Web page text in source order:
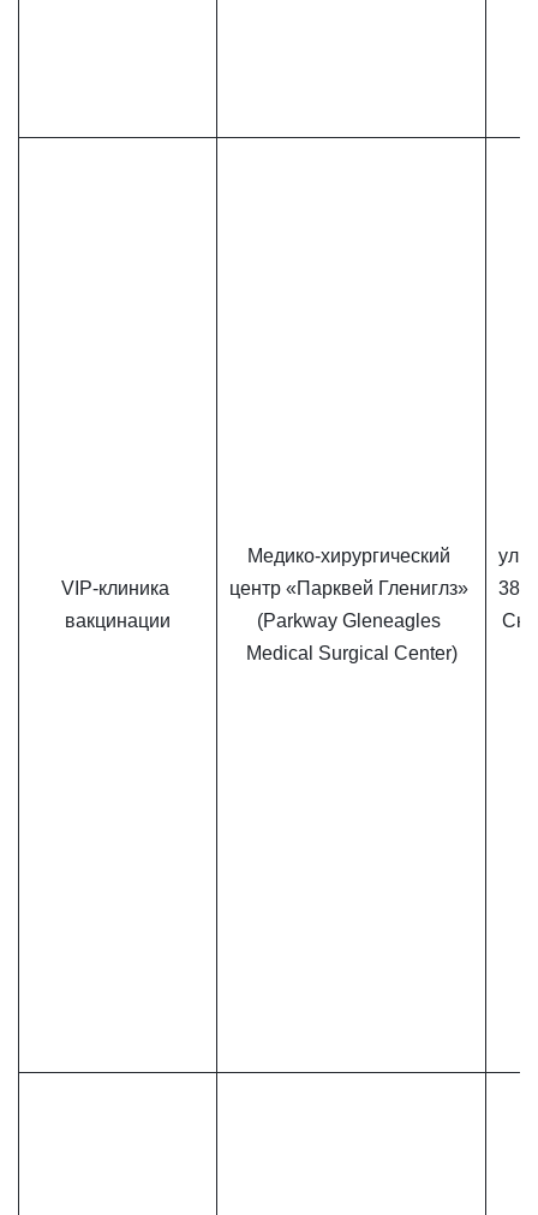
VIP-клиника
вакцинации
Медико-хирургический
центр «Парквей Глениглз»
(Parkway Gleneagles
Medical Surgical Center)
ул.